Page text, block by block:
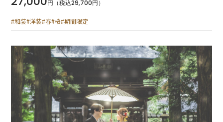
円（税込29,700円）
#和装#洋装#春#桜#期間限定